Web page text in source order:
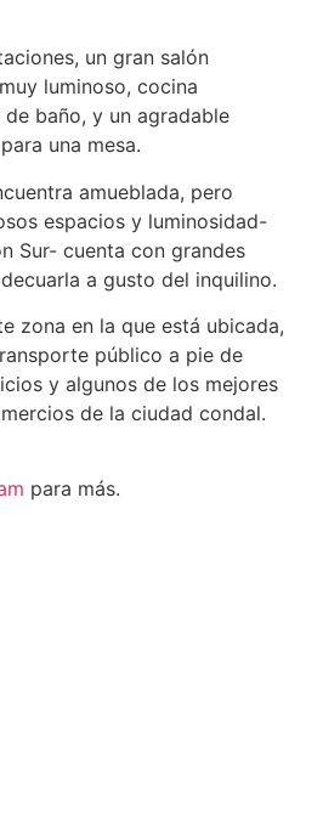
un gran salón
luminoso, cocina
baño, y un agradable
una mesa.
amueblada, pero
espacios y luminosidad-
Sur- cuenta con grandes
a gusto del inquilino.
zona en la que está ubicada,
público a pie de
y algunos de los mejores
de la ciudad condal.
para más.